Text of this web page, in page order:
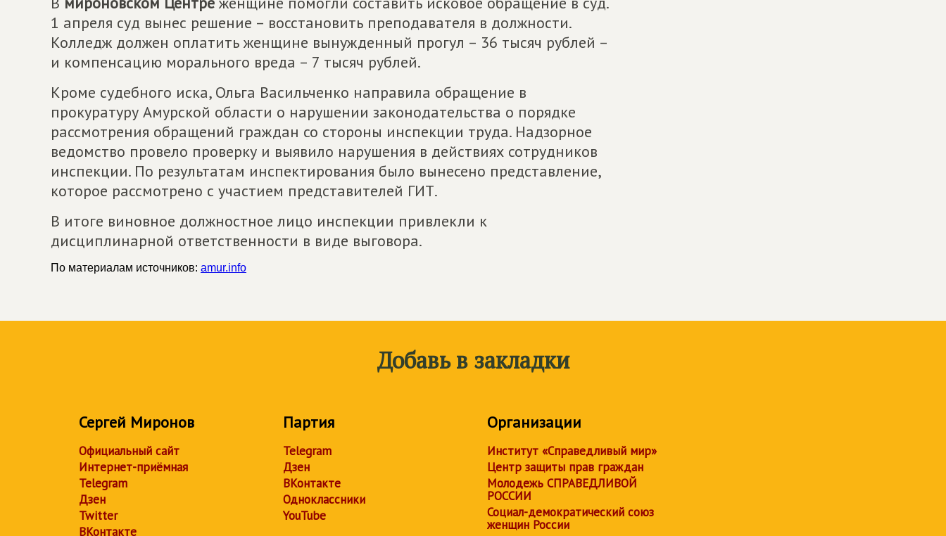
1 апреля суд вынес решение – восстановить преподавателя в должности.
Колледж должен оплатить женщине вынужденный прогул – 36 тысяч рублей –
и компенсацию морального вреда – 7 тысяч рублей.
Кроме судебного иска, Ольга Васильченко направила обращение в
прокуратуру Амурской области о нарушении законодательства о порядке
рассмотрения обращений граждан со стороны инспекции труда. Надзорное
ведомство провело проверку и выявило нарушения в действиях сотрудников
инспекции. По результатам инспектирования было вынесено представление,
которое рассмотрено с участием представителей ГИТ.
В итоге виновное должностное лицо инспекции привлекли к
дисциплинарной ответственности в виде выговора.
По материалам источников: amur.info
Добавь в закладки
Сергей Миронов
Официальный сайт
Интернет-приёмная
Telegram
Дзен
Twitter
ВКонтакте
Партия
Telegram
Дзен
ВКонтакте
Одноклассники
YouTube
Организации
Институт «Справедливый мир»
Центр защиты прав граждан
Молодежь СПРАВЕДЛИВОЙ
РОССИИ
Социал-демократический союз
женщин России